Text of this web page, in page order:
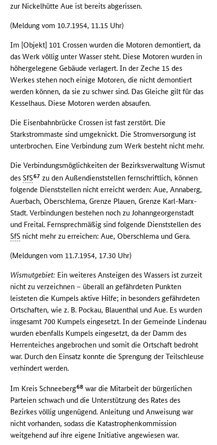
zur Nickelhütte Aue ist bereits abgerissen.
(Meldung vom 10.7.1954, 11.15 Uhr)
Im [Objekt] 101 Crossen wurden die Motoren demontiert, da
das Werk völlig unter Wasser steht. Diese Motoren wurden in
höhergelegene Gebäude verlagert. In der Zeche 15 des
Werkes stehen noch einige Motoren, die nicht demontiert
werden können, da sie zu schwer sind. Das Gleiche gilt für das
Kesselhaus. Diese Motoren werden absaufen.
Die Eisenbahnbrücke Crossen ist fast zerstört. Die
Starkstrommaste sind umgeknickt. Die Stromversorgung ist
unterbrochen. Eine Verbindung zum Werk besteht nicht mehr.
Die Verbindungsmöglichkeiten der Bezirksverwaltung Wismut
desSfS67 zu den Außendienststellen fernschriftlich, können
folgende Dienststellen nicht erreicht werden: Aue, Annaberg,
Auerbach, Oberschlema, Grenze Plauen, Grenze Karl-Marx-
Stadt. Verbindungen bestehen noch zu Johanngeorgenstadt
und Freital. Fernsprechmäßig sind folgende Dienststellen des
SfS nicht mehr zu erreichen: Aue, Oberschlema und Gera.
(Meldungen vom 11.7.1954, 17.30 Uhr)
Wismutgebiet: Ein weiteres Ansteigen des Wassers ist zurzeit
nicht zu verzeichnen – überall an gefährdeten Punkten
leisteten die Kumpels aktive Hilfe; in besonders gefährdeten
Ortschaften, wie z. B. Pockau, Blauenthal und Aue. Es wurden
insgesamt 700 Kumpels eingesetzt. In der Gemeinde Lindenau
wurden ebenfalls Kumpels eingesetzt, da der Damm des
Herrenteiches angebrochen und somit die Ortschaft bedroht
war. Durch den Einsatz konnte die Sprengung der Teilschleuse
verhindert werden.
Im Kreis Schneeberg68 war die Mitarbeit der bürgerlichen
Parteien schwach und die Unterstützung des Rates des
Bezirkes völlig ungenügend. Anleitung und Anweisung war
nicht vorhanden, sodass die Katastrophenkommission
weitgehend auf ihre eigene Initiative angewiesen war.